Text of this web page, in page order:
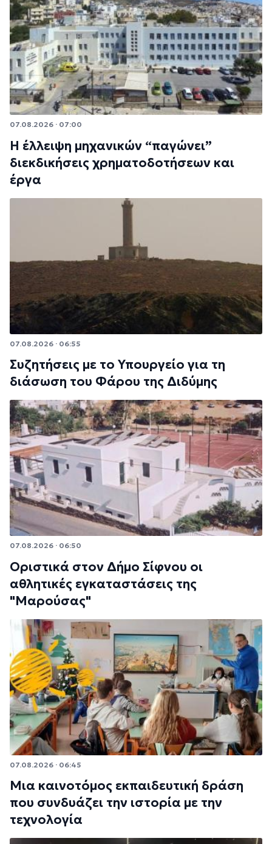
07.08.2026 · 07:00
Η έλλειψη μηχανικών “παγώνει”
διεκδικήσεις χρηματοδοτήσεων και
έργα
07.08.2026 · 06:55
Συζητήσεις με το Υπουργείο για τη
διάσωση του Φάρου της Διδύμης
07.08.2026 · 06:50
Οριστικά στον Δήμο Σίφνου οι
αθλητικές εγκαταστάσεις της
"Μαρούσας"
07.08.2026 · 06:45
Μια καινοτόμος εκπαιδευτική δράση
που συνδυάζει την ιστορία με την
τεχνολογία